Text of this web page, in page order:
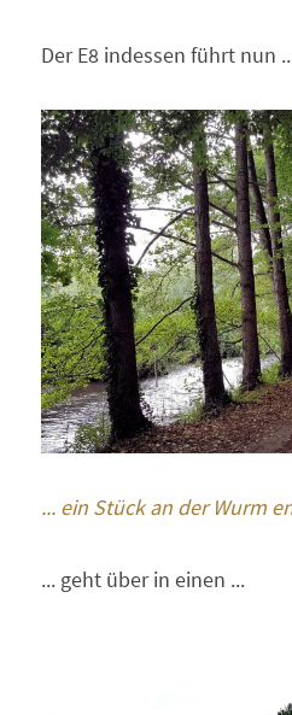
Der E8 indessen führt nun
... ein Stück an der Wurm
... geht über in einen ...